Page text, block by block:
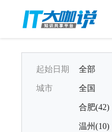
起始日期 全部
城市 全国
合肥(42)
温州(10)